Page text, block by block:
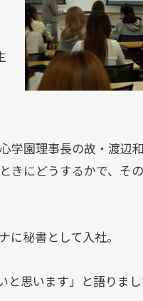
園理事長の故・渡辺
きにどうするかで、そ
秘書として入社。
思います」と語りまし